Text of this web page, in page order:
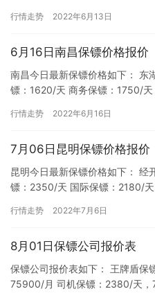
行情走势 2022年6月13日
6月16日南昌保镖价格报价
南昌今日最新保镖价格如下： 东
镖：1620/天 商务保镖：1750/
行情走势 2022年6月16日
7月06日昆明保镖价格报价
昆明今日最新保镖价格如下：
镖：2350/天 国际保镖：2180/
行情走势 2022年7月6日
8月01日保镖公司报价表
保镖公司报价表如下： 王牌盾保
75900/月 司机保镖：2380/天，